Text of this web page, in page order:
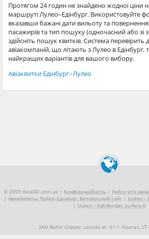
Протягом 24 годин не знайдено жодної ціни
маршруті Лулео–Едінбург. Використовуйте
вказавши бажані дати вильоту та повернення,
пасажирів та тип пошуку (одночасний або зі
здійсніть пошук квитків. Система перевірить
авіакомпаній, що літають з Лулео в Едінбург,
найкращих варіантів для вашого вибору.
Авіаквитки Едінбург–Лулео
© 2009 AviaGO.com.ua | Конфіденційність | Рейси усіх
| Авиабилеты Лулео–Едінбург, Белорусский сайт| Liuleo –
| Liuleo – Edinburgas su Avia.lt
ЗАО Baltic Clipper, Laisvės al. 61-1, Kaunas,